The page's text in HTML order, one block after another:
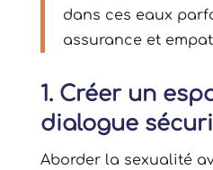
dans ces eaux
assurance et
1. Créer un
dialogue
Aborder la sexualité